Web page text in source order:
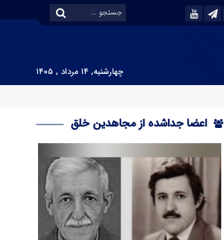
چهارشنبه, ۱۴ مرداد , ۱۴۰۵
اعضا جداشده از مجاهدین خلق